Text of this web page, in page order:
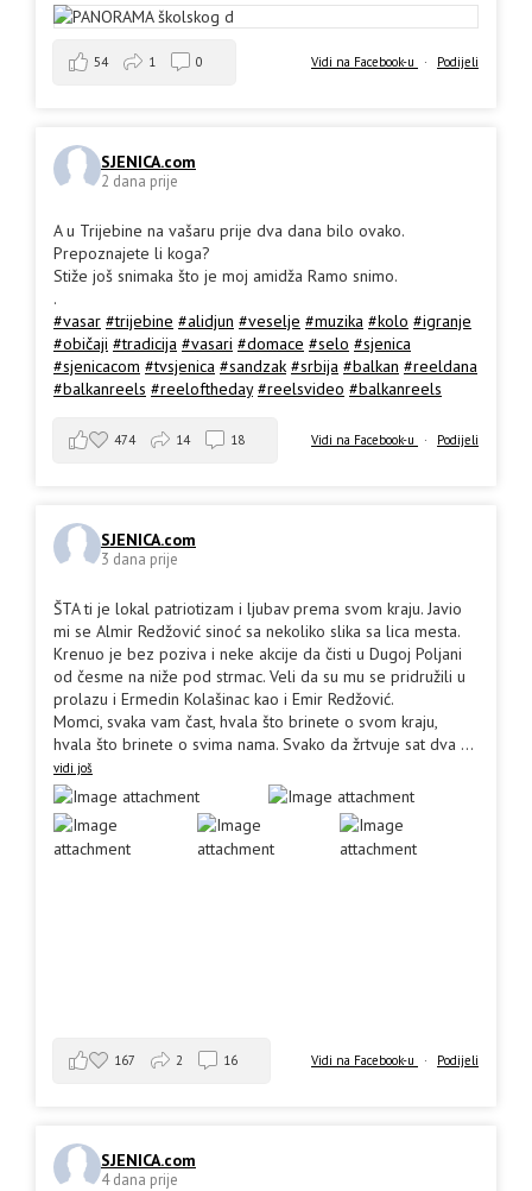
Vidi na Facebook-u · Podijeli
54 1 0
SJENICA.com
2 dana prije
A u Trijebine na vašaru prije dva dana bilo ovako.
Prepoznajete li koga?
Stiže još snimaka što je moj amidža Ramo snimo.
.
#vasar #trijebine #alidjun #veselje #muzika #kolo #igranje
#običaji #tradicija #vasari #domace #selo #sjenica
#sjenicacom #tvsjenica #sandzak #srbija #balkan #reeldana
#balkanreels #reeloftheday #reelsvideo #balkanreels
Vidi na Facebook-u · Podijeli
474 14 18
SJENICA.com
3 dana prije
ŠTA ti je lokal patriotizam i ljubav prema svom kraju. Javio
mi se Almir Redžović sinoć sa nekoliko slika sa lica mesta.
Krenuo je bez poziva i neke akcije da čisti u Dugoj Poljani
od česme na niže pod strmac. Veli da su mu se pridružili u
prolazu i Ermedin Kolašinac kao i Emir Redžović.
Momci, svaka vam čast, hvala što brinete o svom kraju,
hvala što brinete o svima nama. Svako da žrtvuje sat dva ...
vidi još
Vidi na Facebook-u · Podijeli
167 2 16
SJENICA.com
4 dana prije